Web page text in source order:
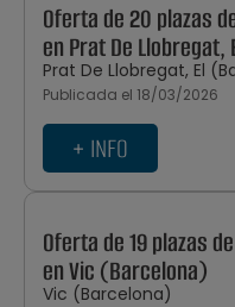
Oferta de 20 plazas
en Prat De
Prat De Llobregat, El
Publicada el 18/03/2026
+ INFO
Oferta de 19 plazas
en Vic (Barcelona)
Vic (Barcelona)